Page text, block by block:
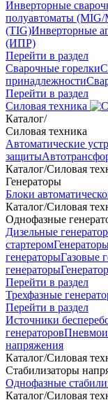
Инверторные
полуавтоматы
(TIG)Инверторные
(ИПР)
Перейти в раздел
Сварочные горелки
принадлежности
Перейти в раздел
Силовая техника
Каталог/
Силовая техника
Автоматические
защиты
Каталог/Силовая
Генераторы
Блоки
Каталог/Силовая
Однофазные
Дизельные
стартером
генераторыГазовые
генераторы
Перейти в раздел
Трехфазные
Перейти в раздел
Источники
генераторов
напряжения
Каталог/Силовая
Стабилизаторы
Однофазные
Каталог/Силовая